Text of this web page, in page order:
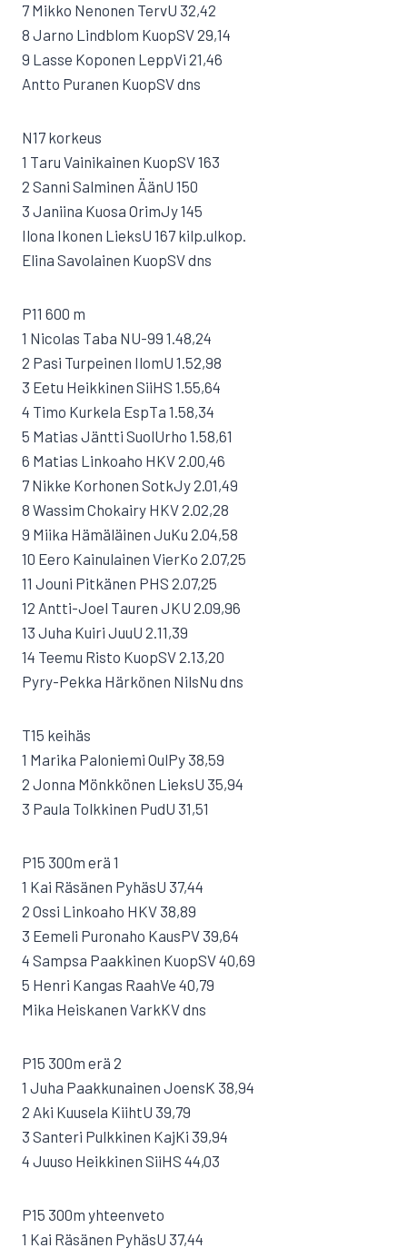
7 Mikko Nenonen TervU 32,42
8 Jarno Lindblom KuopSV 29,14
9 Lasse Koponen LeppVi 21,46
Antto Puranen KuopSV dns
N17 korkeus
1 Taru Vainikainen KuopSV 163
2 Sanni Salminen ÄänU 150
3 Janiina Kuosa OrimJy 145
Ilona Ikonen LieksU 167 kilp.ulkop.
Elina Savolainen KuopSV dns
P11 600 m
1 Nicolas Taba NU-99 1.48,24
2 Pasi Turpeinen IlomU 1.52,98
3 Eetu Heikkinen SiiHS 1.55,64
4 Timo Kurkela EspTa 1.58,34
5 Matias Jäntti SuolUrho 1.58,61
6 Matias Linkoaho HKV 2.00,46
7 Nikke Korhonen SotkJy 2.01,49
8 Wassim Chokairy HKV 2.02,28
9 Miika Hämäläinen JuKu 2.04,58
10 Eero Kainulainen VierKo 2.07,25
11 Jouni Pitkänen PHS 2.07,25
12 Antti-Joel Tauren JKU 2.09,96
13 Juha Kuiri JuuU 2.11,39
14 Teemu Risto KuopSV 2.13,20
Pyry-Pekka Härkönen NilsNu dns
T15 keihäs
1 Marika Paloniemi OulPy 38,59
2 Jonna Mönkkönen LieksU 35,94
3 Paula Tolkkinen PudU 31,51
P15 300m erä 1
1 Kai Räsänen PyhäsU 37,44
2 Ossi Linkoaho HKV 38,89
3 Eemeli Puronaho KausPV 39,64
4 Sampsa Paakkinen KuopSV 40,69
5 Henri Kangas RaahVe 40,79
Mika Heiskanen VarkKV dns
P15 300m erä 2
1 Juha Paakkunainen JoensK 38,94
2 Aki Kuusela KiihtU 39,79
3 Santeri Pulkkinen KajKi 39,94
4 Juuso Heikkinen SiiHS 44,03
P15 300m yhteenveto
1 Kai Räsänen PyhäsU 37,44